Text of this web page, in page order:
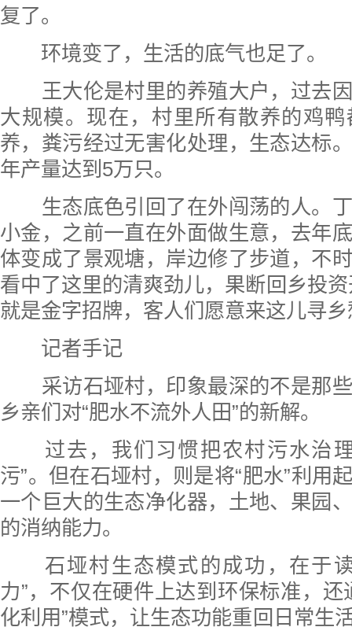
复了。
环境变了，生活的底气也足了。
王大伦是村里的养殖大户，过去因
大规模。现在，村里所有散养的鸡
养，粪污经过无害化处理，生态达标
年产量达到5万只。
生态底色引回了在外闯荡的人。丁
小金，之前一直在外面做生意，去年
体变成了景观塘，岸边修了步道，不
看中了这里的清爽劲儿，果断回乡投
就是金字招牌，客人们愿意来这儿寻乡
记者手记
采访石垭村，印象最深的不是那些
乡亲们对“肥水不流外人田”的新解。
过去，我们习惯把农村污水治理
污”。但在石垭村，则是将“肥水”利用
一个巨大的生态净化器，土地、果园
的消纳能力。
石垭村生态模式的成功，在于读
力”，不仅在硬件上达到环保标准，还
化利用”模式，让生态功能重回日常生